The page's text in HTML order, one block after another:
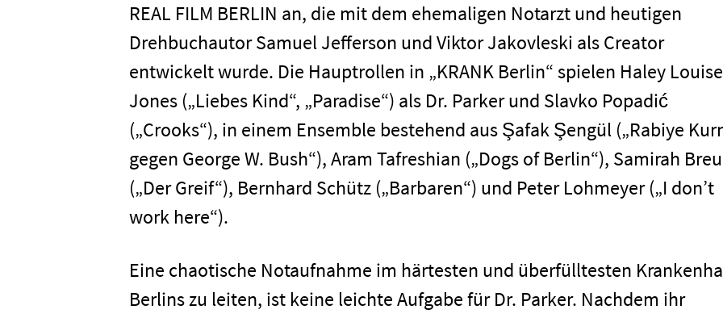
REAL FILM BERLIN an, die mit dem ehemaligen Notarzt und heutigen
Drehbuchautor Samuel Jefferson und Viktor Jakovleski als Creator
entwickelt wurde. Die Hauptrollen in „KRANK Berlin“ spielen Haley Louise
Jones („Liebes Kind“, „Paradise“) als Dr. Parker und Slavko Popadić
(„Crooks“), in einem Ensemble bestehend aus Şafak Şengül („Rabiye
gegen George W. Bush“), Aram Tafreshian („Dogs of Berlin“), Samirah
(„Der Greif“), Bernhard Schütz („Barbaren“) und Peter Lohmeyer („I don’t
work here“).
Eine chaotische Notaufnahme im härtesten und überfülltesten
Berlins zu leiten, ist keine leichte Aufgabe für Dr. Parker. Nachdem ihr